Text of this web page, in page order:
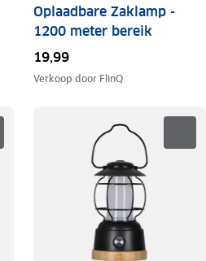
Oplaadbare Zaklamp -
1200 meter bereik
19,99
Verkoop door FlinQ